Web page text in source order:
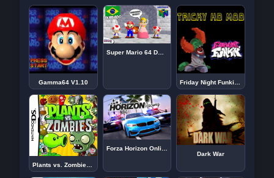
Gamma64 V1.10
Super Mario 64 DUBLADO em Português para o N64
Dark War